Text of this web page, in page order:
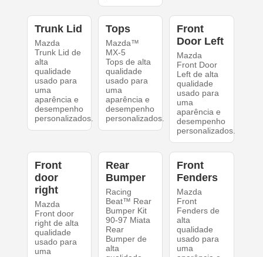
Trunk Lid
Mazda
Trunk Lid de
alta
qualidade
usado para
uma
aparência e
desempenho
personalizados.
Tops
Mazda™
MX-5
Tops de alta
qualidade
usado para
uma
aparência e
desempenho
personalizados.
Front
Door Left
Mazda
Front Door
Left de alta
qualidade
usado para
uma
aparência e
desempenho
personalizados.
Front
door
right
Mazda
Front door
right de alta
qualidade
usado para
uma
Rear
Bumper
Racing
Beat™ Rear
Bumper Kit
90-97 Miata
Rear
Bumper de
alta
Front
Fenders
Mazda
Front
Fenders de
alta
qualidade
usado para
uma